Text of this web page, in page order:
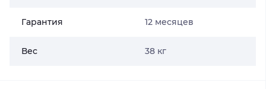
Гарантия 12 месяцев
Вес 38 кг